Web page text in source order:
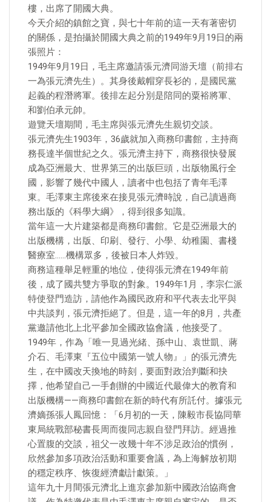
樓，出席了開國大典。
今天介紹的鎮館之寶，與七十年前的這一天有著密切
的關係，是拍攝於開國大典之前的1949年9月19日的兩
張照片：
1949年9月19日，毛主席邀請張元濟同游天壇（前排右
一為張元濟先生）。其身後戴帽穿長衫的，是國民黨
起義的程潛將軍。後排左起分別是陪同的粟裕將軍、
和劉伯承元帥。
遊覽天壇期間，毛主席與張元濟先生親切交談。
張元濟先生1903年，36歲就加入商務印書館，主持商
務長達半個世紀之久。張元濟主持下，商務很快發展
成為亞洲最大、世界第三的出版巨頭，出版物風行全
國，影響了幾代中國人，讀者中也包括了青年毛澤
東。毛澤東主席後來在接見張元濟時說，自己讀過商
務出版的《科學大綱》，得到很多知識。
當年這一大片建築都是商務印書館。它是亞洲最大的
出版機構，出版、印刷、發行、小學、幼稚園、書棧
醫療室……機構眾多，後被日本人炸毀。
商務這種舉足輕重的地位，使得張元濟在1949年前
後，成了國共雙方爭取的對象。1949年1月，李宗仁派
特使登門造訪，請他作為國民政府和平代表去北平與
中共談判，張元濟拒絕了。但是，這一年的8月，共產
黨邀請他北上北平參加全國政協會議，他接受了。
1949年，作為「唯一見過光緒、孫中山、袁世凱、蔣
介石、毛澤東『五位中國第一號人物』」的張元濟先
生，在中國改天換地的時刻，要面對政治判斷和抉
擇，他希望自己一手創辦的中國近代最偉大的教育和
出版機構——商務印書館在新的時代有所託付。據張元
濟嫡孫張人鳳回憶：「6月初的一天，陳毅市長協同華
東局統戰部秘書長周而復同志親自登門拜訪。經過推
心置腹的交談，祖父一改幾十年不涉足政治的慣例，
欣然參加多項政治活動和重要會議，為上海解放初期
的穩定秩序、恢復經濟獻計獻策。」
這年九十月間張元濟北上進京參加新中國政治協商會